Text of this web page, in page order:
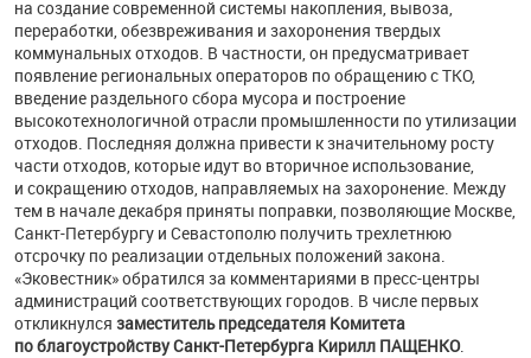
на создание современной системы накопления, вывоза,
переработки, обезвреживания и захоронения твердых
коммунальных отходов. В частности, он предусматривает
появление региональных операторов по обращению с ТКО,
введение раздельного сбора мусора и построение
высокотехнологичной отрасли промышленности по утилизации
отходов. Последняя должна привести к значительному росту
части отходов, которые идут во вторичное использование,
и сокращению отходов, направляемых на захоронение. Между
тем в начале декабря приняты поправки, позволяющие Москве,
Санкт-Петербургу и Севастополю получить трехлетнюю
отсрочку по реализации отдельных положений закона.
«Эковестник» обратился за комментариями в пресс-центры
администраций соответствующих городов. В числе первых
откликнулся заместитель председателя Комитета
по благоустройству Санкт-Петербурга Кирилл ПАЩЕНКО.